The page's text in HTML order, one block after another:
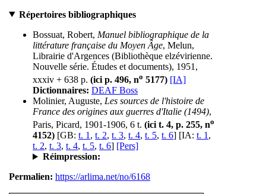
Répertoires bibliographiques
Bossuat, Robert, Manuel bibliographique de la
littérature française du Moyen Âge, Melun,
Librairie d'Argences (Bibliothèque elzévirienne.
Nouvelle série. Études et documents), 1951,
xxxiv + 638 p. (ici p. 496, no 5177) [IA]
Dictionnaires: DEAF Boss
Molinier, Auguste, Les sources de l'histoire de
France des origines aux guerres d'Italie (1494),
Paris, Picard, 1901-1906, 6 t. (ici t. 4, p. 255, no
4152) [GB: t. 1 , t. 2, t. 3, t. 4, t. 5, t. 6] [IA: t. 1 ,
t. 2, t. 3, t. 4, t. 5, t. 6] [Pers]
Réimpression:
Permalien: https://arlima.net/no/6168